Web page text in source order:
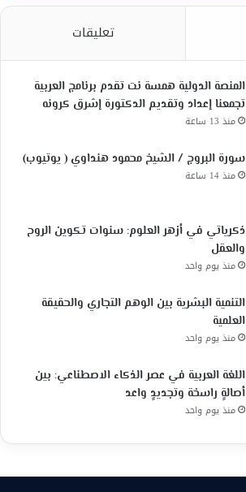
تعليقات
المنصة الدولية همسة نت تقدم برنامج العربية
تجمعنا إعداد وتقديم الدكتورة إشرق كرونه
منذ 13 ساعة
سورة البروج / الشيخ محمود هنداوي ( يوتيوب)
منذ 14 ساعة
ذكرياتي في أزهر العلوم: سنوات تكوين الروح
والعقل
منذ يوم واحد
التنمية البشرية بين الوهم التجاري والحقيقة
العلمية
منذ يوم واحد
اللغة العربية في عصر الذكاء الاصطناعي: بين
أصالةٍ راسخة وتجديدٍ واعد
منذ يوم واحد